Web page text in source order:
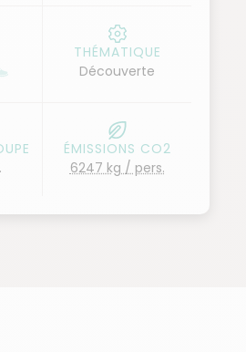
nous visitons l'ancien poste
Fidel Castro. Après la visite
qui domine Baracoa.
vers l'ouest en faisant étape
THÉMATIQUE
Découverte
ÉMISSIONS CO2
6247 kg / pers.